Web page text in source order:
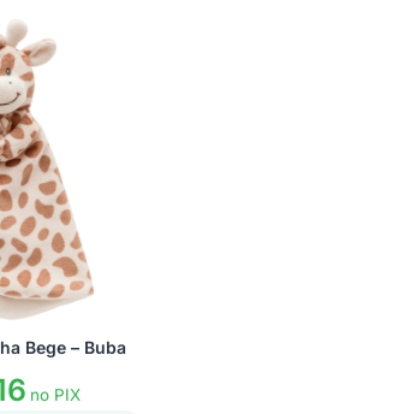
Bege – Buba
no PIX